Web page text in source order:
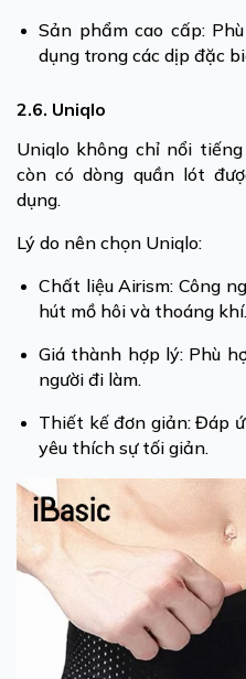
Sản phẩm cao cấp:
dụng trong các dịp đặc
2.6. Uniqlo
Uniqlo không chỉ nổi
còn có dòng quần lót
dụng.
Lý do nên chọn Uniqlo:
Chất liệu Airism: Công
hút mồ hôi và thoáng khí.
Giá thành hợp lý: Phù
người đi làm.
Thiết kế đơn giản: Đáp
yêu thích sự tối giản.